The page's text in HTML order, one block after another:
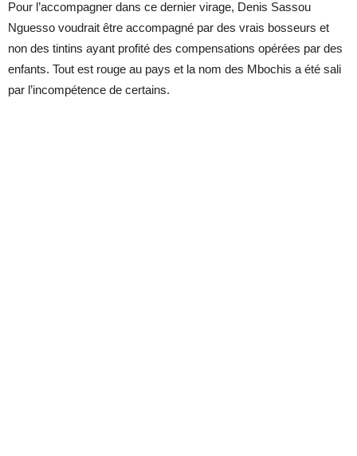
Pour l’accompagner dans ce dernier virage, Denis Sassou
Nguesso voudrait être accompagné par des vrais bosseurs et
non des tintins ayant profité des compensations opérées par des
enfants. Tout est rouge au pays et la nom des Mbochis a été sali
par l’incompétence de certains.